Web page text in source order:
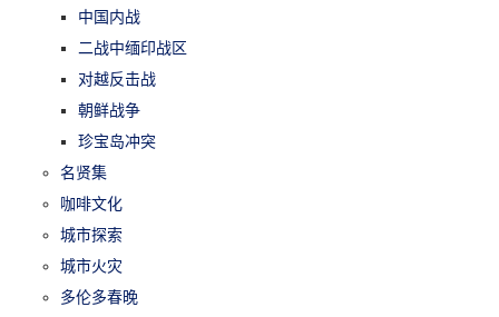
中国内战
二战中缅印战区
对越反击战
朝鲜战争
珍宝岛冲突
名贤集
咖啡文化
城市探索
城市火灾
多伦多春晚